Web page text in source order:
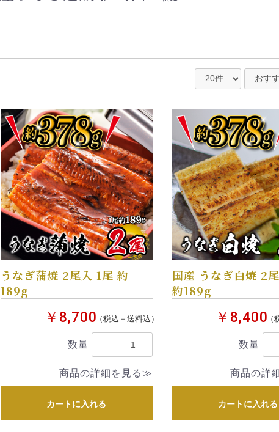
うなぎ蒲焼 2尾入 1尾 約
189g
￥8,700（税込＋送料込）
数量
商品の詳細を見る≫
カートに入れる
国産 うなぎ白焼 2
約189g
￥8,400
（
数量
商品の詳
カートに入れる